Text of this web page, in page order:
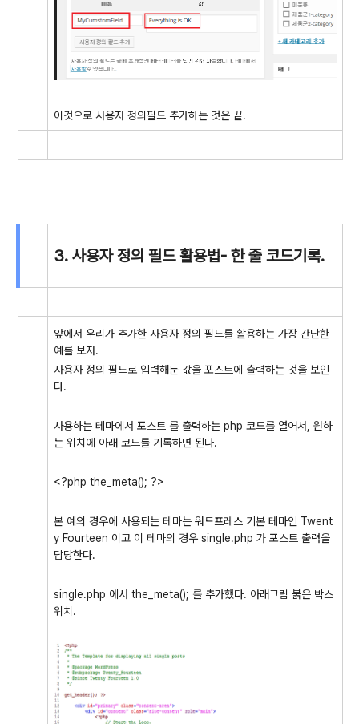
이것으로 사용자 정의필드 추가하는 것은 끝.
3. 사용자 정의 필드 활용법- 한 줄 코드기록.
앞에서 우리가 추가한 사용자 정의 필드를 활용하는 가장 간단한
예를 보자.
사용자 정의 필드로 입력해둔 값을 포스트에 출력하는 것을 보인
다.
사용하는 테마에서 포스트 를 출력하는 php 코드를 열어서, 원하
는 위치에 아래 코드를 기록하면 된다.
<?php the_meta(); ?>
본 예의 경우에 사용되는 테마는 워드프레스 기본 테마인 Twent
y Fourteen 이고 이 테마의 경우 single.php 가 포스트 출력을
담당한다.
single.php 에서 the_meta(); 를 추가했다. 아래그림 붉은 박스
위치.